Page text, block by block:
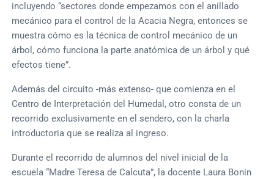
incluyendo “sectores donde empezamos con el anillado
mecánico para el control de la Acacia Negra, entonces se
muestra cómo es la técnica de control mecánico de un
árbol, cómo funciona la parte anatómica de un árbol y qué
efectos tiene”.
Además del circuito -más extenso- que comienza en el
Centro de Interpretación del Humedal, otro consta de un
recorrido exclusivamente en el sendero, con la charla
introductoria que se realiza al ingreso.
Durante el recorrido de alumnos del nivel inicial de la
escuela “Madre Teresa de Calcuta”, la docente Laura Bonin